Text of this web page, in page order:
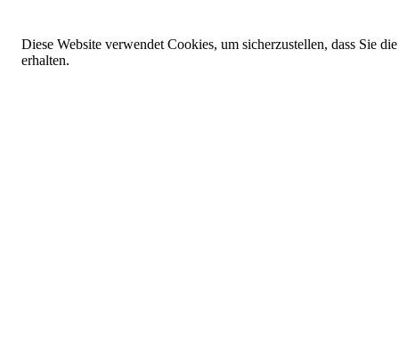
Diese Website verwendet Cookies, um sicherzustellen, dass Sie
erhalten.